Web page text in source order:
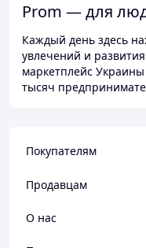
Prom — для
Каждый день здесь
увлечений и
маркетплейс
тысяч
Покупателям
Продавцам
О нас